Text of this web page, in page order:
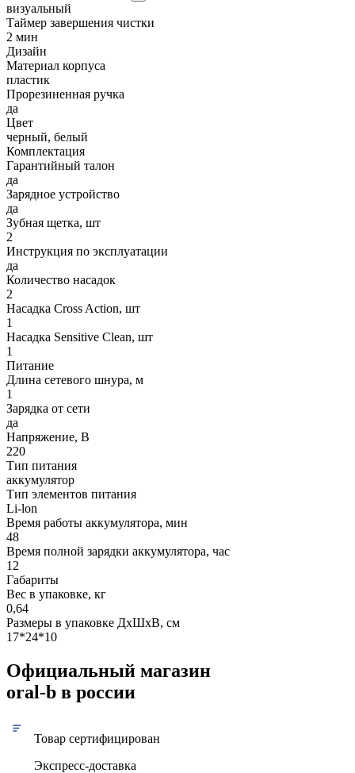
визуальный
Таймер завершения чистки
2 мин
Дизайн
Материал корпуса
пластик
Прорезиненная ручка
да
Цвет
черный, белый
Комплектация
Гарантийный талон
да
Зарядное устройство
да
Зубная щетка, шт
2
Инструкция по эксплуатации
да
Количество насадок
2
Насадка Cross Action, шт
1
Насадка Sensitive Clean, шт
1
Питание
Длина сетевого шнура, м
1
Зарядка от сети
да
Напряжение, В
220
Тип питания
аккумулятор
Тип элементов питания
Li-lon
Время работы аккумулятора, мин
48
Время полной зарядки аккумулятора, час
12
Габариты
Вес в упаковке, кг
0,64
Размеры в упаковке ДxШxВ, см
17*24*10
Официальный магазин
oral-b в россии
Товар сертифицирован
Экспресс-доставка